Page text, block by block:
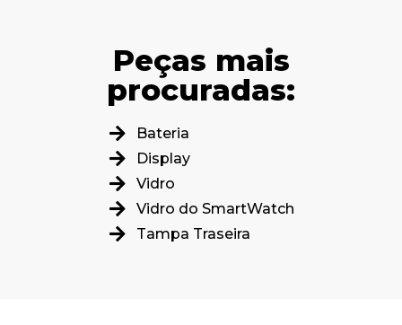
Peças mais
procuradas:
Bateria
Display
Vidro
Vidro do SmartWatch
Tampa Traseira